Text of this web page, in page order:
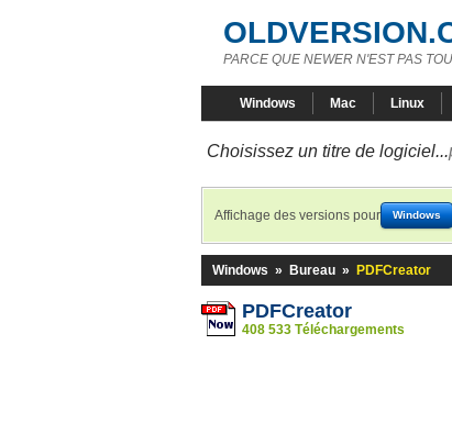
PARCE QUE NEWER N'EST PAS
Windows Mac Linux
Choisissez un titre de logiciel...
Affichage des versions pour Windows
Windows » Bureau » PDFCreator
PDFCreator
408 533 Téléchargements